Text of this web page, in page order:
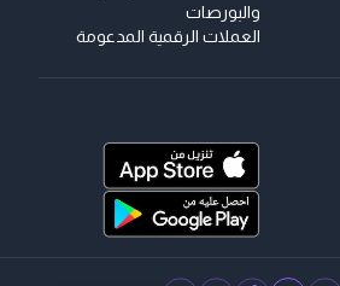
والبورصات
العملات الرقمية المدعومة